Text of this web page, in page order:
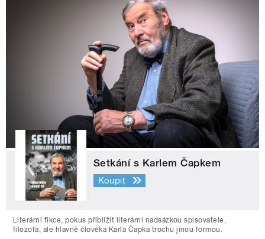
Setkání s Karlem Čapkem
Koupit
Literární fikce, pokus přiblížit literární nadsázkou spisovatele,
filozofa, ale hlavně člověka Karla Čapka trochu jinou formou.